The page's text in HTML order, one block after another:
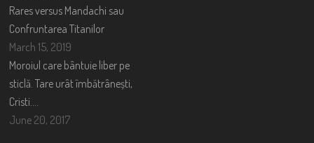
Rares versus Mandachi sau
Confruntarea Titanilor
March 15, 2019
Moroiul care bântuie liber pe
sticlă. Tare urât îmbătrânești,
Cristi….
June 20, 2017